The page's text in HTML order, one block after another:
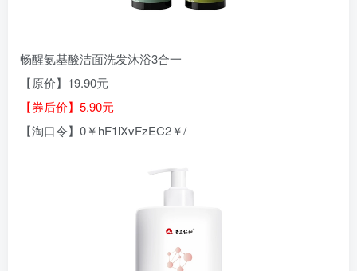
畅醒氨基酸洁面洗发沐浴3合一
【原价】19.90元
【券后价】5.90元
【淘口令】0￥hF1lXvFzEC2￥/